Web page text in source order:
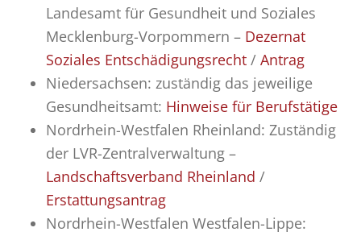
Landesamt für Gesundheit und Soziales
Mecklenburg-Vorpommern – Dezernat
Soziales Entschädigungsrecht/ Antrag
Niedersachsen: zuständig das jeweilige
Gesundheitsamt: Hinweise für Berufstätige
Nordrhein-Westfalen Rheinland: Zuständig
der LVR-Zentralverwaltung –
Landschaftsverband Rheinland /
Erstattungsantrag
Nordrhein-Westfalen Westfalen-Lippe: